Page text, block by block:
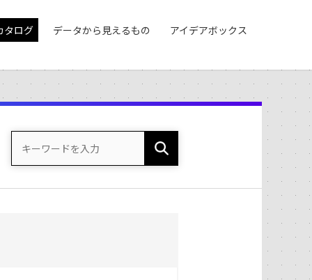
タログ データから見えるもの アイデアボックス